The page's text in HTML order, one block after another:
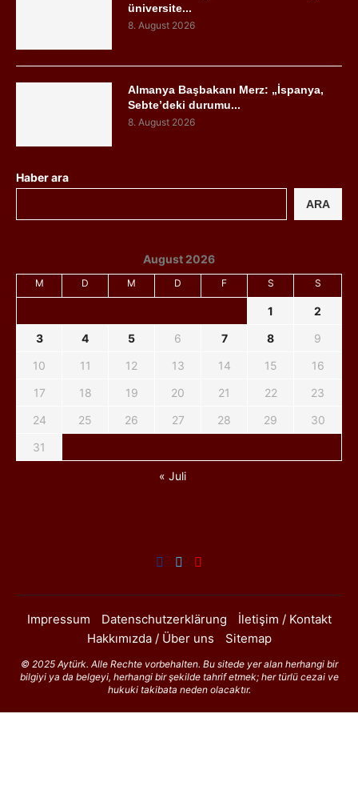
üniversite...
8. August 2026
Almanya Başbakanı Merz: „İspanya,
Sebte’deki durumu...
8. August 2026
Haber ara
ARA
August 2026
M D M D F S S
1
2
3
4 5 6 7 8
9
10
11 12 13 14 15
16
17
18 19 20 21 22
23
24
25 26 27 28 29
30
31
« Juli
Impressum Datenschutzerklärung
İletişim / Kontakt
Hakkımızda / Über uns
Sitemap
© 2025 Aytürk. Alle Rechte vorbehalten. Bu sitede yer alan herhangi bir
bilgiyi ya da belgeyi, herhangi bir şekilde tahrif etmek; her türlü cezai ve
hukuki takibata neden olacaktır.